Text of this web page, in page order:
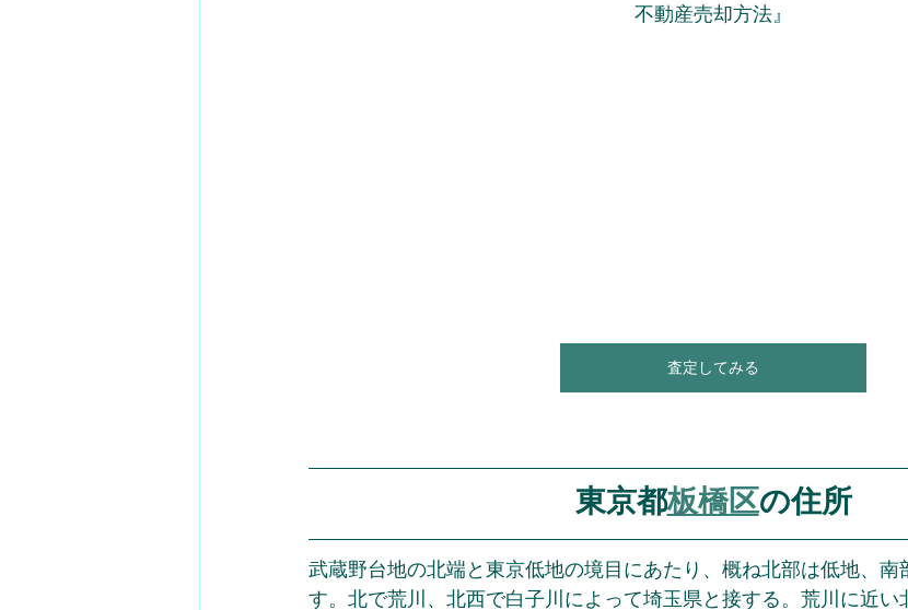
不動産売却方法』
査定してみる
東京都板橋区の住所
武蔵野台地の北端と東京低地の境目にあたり、概ね北部は低地、南
す。北で荒川、北西で白子川によって埼玉県と接する。荒川に近